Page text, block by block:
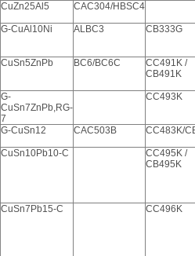
CuZn25Al5 CAC304/HBSC4
G-CuAl10Ni ALBC3 CB333G
CuSn5ZnPb BC6/BC6C
CC491K /
CB491K
G-
CuSn7ZnPb,RG-
7
CC493K
G-CuSn12 CAC503B CC483K/
CuSn10Pb10-C
CC495K /
CB495K
CuSn7Pb15-C CC496K